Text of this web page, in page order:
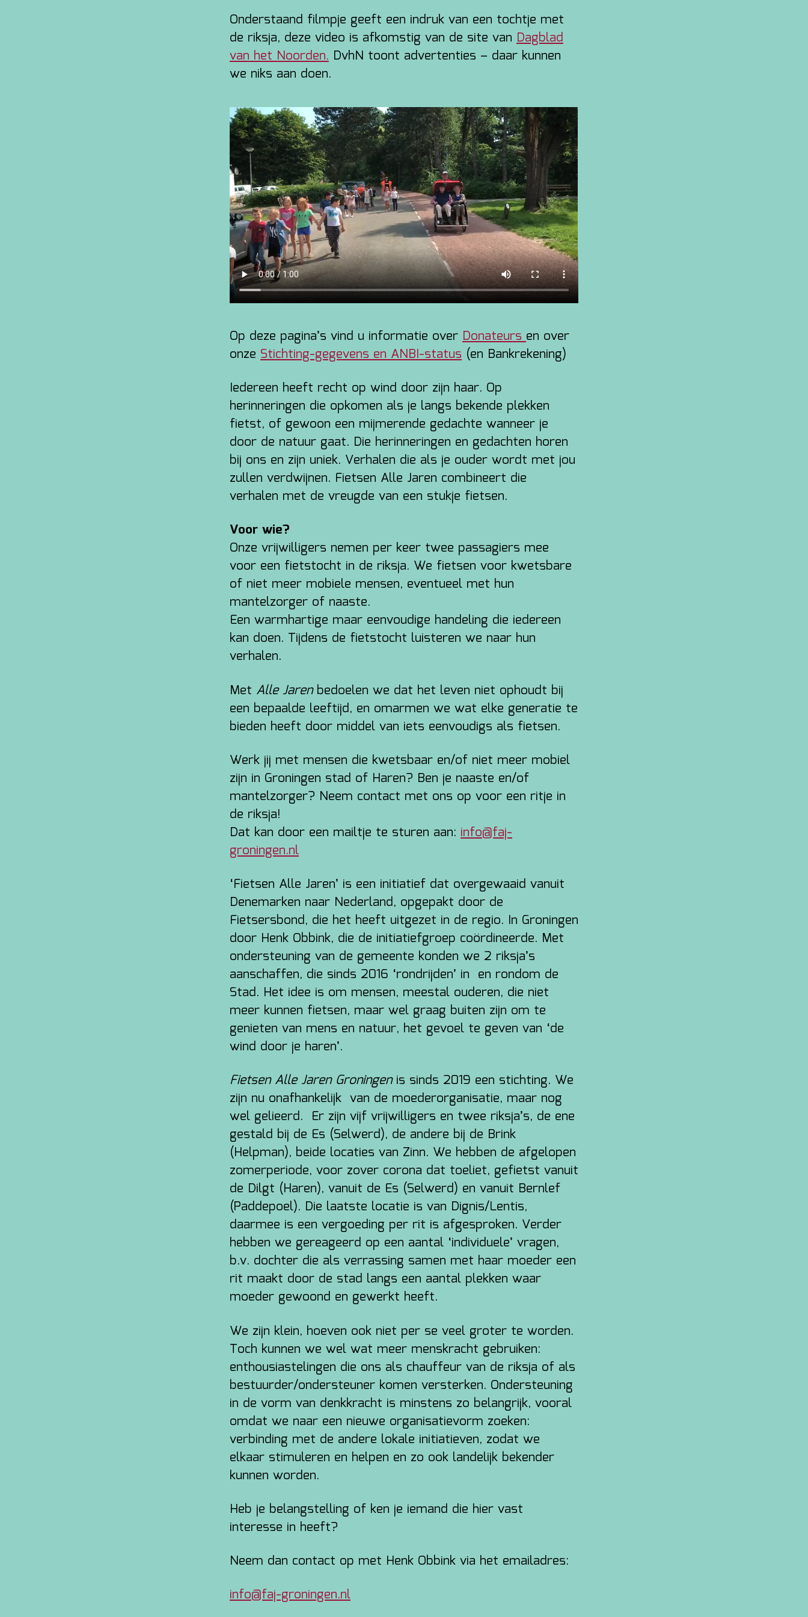
Onderstaand filmpje geeft een indruk van een tochtje met
de riksja, deze video is afkomstig van de site van Dagblad
van het Noorden. DvhN toont advertenties – daar kunnen
we niks aan doen.
Op deze pagina’s vind u informatie over Donateursen over
onze Stichting-gegevens en ANBI-status (en Bankrekening)
Iedereen heeft recht op wind door zijn haar. Op
herinneringen die opkomen als je langs bekende plekken
fietst, of gewoon een mijmerende gedachte wanneer je
door de natuur gaat. Die herinneringen en gedachten horen
bij ons en zijn uniek. Verhalen die als je ouder wordt met jou
zullen verdwijnen. Fietsen Alle Jaren combineert die
verhalen met de vreugde van een stukje fietsen.
Voor wie?
Onze vrijwilligers nemen per keer twee passagiers mee
voor een fietstocht in de riksja. We fietsen voor kwetsbare
of niet meer mobiele mensen, eventueel met hun
mantelzorger of naaste.
Een warmhartige maar eenvoudige handeling die iedereen
kan doen. Tijdens de fietstocht luisteren we naar hun
verhalen.
Met Alle Jarenbedoelen we dat het leven niet ophoudt bij
een bepaalde leeftijd, en omarmen we wat elke generatie te
bieden heeft door middel van iets eenvoudigs als fietsen.
Werk jij met mensen die kwetsbaar en/of niet meer mobiel
zijn in Groningen stad of Haren? Ben je naaste en/of
mantelzorger? Neem contact met ons op voor een ritje in
de riksja!
Dat kan door een mailtje te sturen aan: info@faj-
groningen.nl
‘Fietsen Alle Jaren’ is een initiatief dat overgewaaid vanuit
Denemarken naar Nederland, opgepakt door de
Fietsersbond, die het heeft uitgezet in de regio. In Groningen
door Henk Obbink, die de initiatiefgroep coördineerde. Met
ondersteuning van de gemeente konden we 2 riksja’s
aanschaffen, die sinds 2016 ‘rondrijden’ in en rondom de
Stad. Het idee is om mensen, meestal ouderen, die niet
meer kunnen fietsen, maar wel graag buiten zijn om te
genieten van mens en natuur, het gevoel te geven van ‘de
wind door je haren’.
Fietsen Alle Jaren Groningenis sinds 2019 een stichting. We
zijn nu onafhankelijk van de moederorganisatie, maar nog
wel gelieerd. Er zijn vijf vrijwilligers en twee riksja’s, de ene
gestald bij de Es (Selwerd), de andere bij de Brink
(Helpman), beide locaties van Zinn. We hebben de afgelopen
zomerperiode, voor zover corona dat toeliet, gefietst vanuit
de Dilgt (Haren), vanuit de Es (Selwerd) en vanuit Bernlef
(Paddepoel). Die laatste locatie is van Dignis/Lentis,
daarmee is een vergoeding per rit is afgesproken. Verder
hebben we gereageerd op een aantal ‘individuele’ vragen,
b.v. dochter die als verrassing samen met haar moeder een
rit maakt door de stad langs een aantal plekken waar
moeder gewoond en gewerkt heeft.
We zijn klein, hoeven ook niet per se veel groter te worden.
Toch kunnen we wel wat meer menskracht gebruiken:
enthousiastelingen die ons als chauffeur van de riksja of als
bestuurder/ondersteuner komen versterken. Ondersteuning
in de vorm van denkkracht is minstens zo belangrijk, vooral
omdat we naar een nieuwe organisatievorm zoeken:
verbinding met de andere lokale initiatieven, zodat we
elkaar stimuleren en helpen en zo ook landelijk bekender
kunnen worden.
Heb je belangstelling of ken je iemand die hier vast
interesse in heeft?
Neem dan contact op met Henk Obbink via het emailadres:
info@faj-groningen.nl